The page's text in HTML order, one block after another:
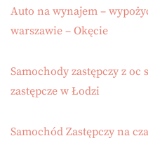
Auto na wynajem –
warszawie – Okęcie
Samochody zastępczy z
zastępcze w Łodzi
Samochód Zastępczy na